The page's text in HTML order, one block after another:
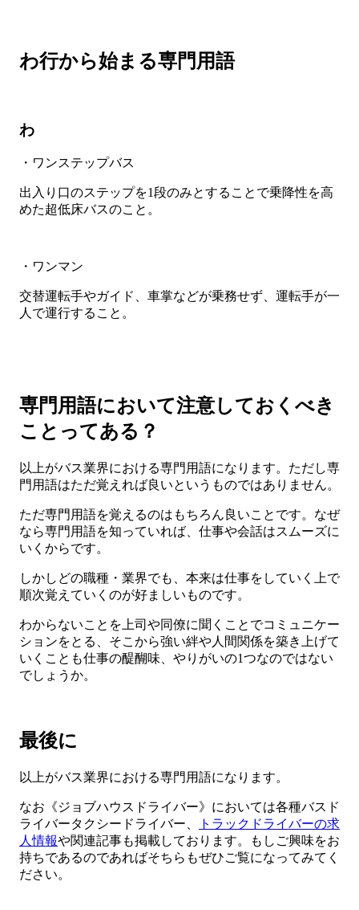
わ行から始まる専門用語
わ
・ワンステップバス
出入り口のステップを1段のみとすることで乗降性を高
めた超低床バスのこと。
・ワンマン
交替運転手やガイド、車掌などが乗務せず、運転手が一
人で運行すること。
専門用語において注意しておくべき
ことってある？
以上がバス業界における専門用語になります。ただし専
門用語はただ覚えれば良いというものではありません。
ただ専門用語を覚えるのはもちろん良いことです。なぜ
なら専門用語を知っていれば、仕事や会話はスムーズに
いくからです。
しかしどの職種・業界でも、本来は仕事をしていく上で
順次覚えていくのが好ましいものです。
わからないことを上司や同僚に聞くことでコミュニケー
ションをとる、そこから強い絆や人間関係を築き上げて
いくことも仕事の醍醐味、やりがいの1つなのではない
でしょうか。
最後に
以上がバス業界における専門用語になります。
なお《ジョブハウスドライバー》においては各種バスド
ライバータクシードライバー、
トラックドライバーの求
人情報や関連記事も掲載しております。もしご興味をお
持ちであるのであればそちらもぜひご覧になってみてく
ださい。